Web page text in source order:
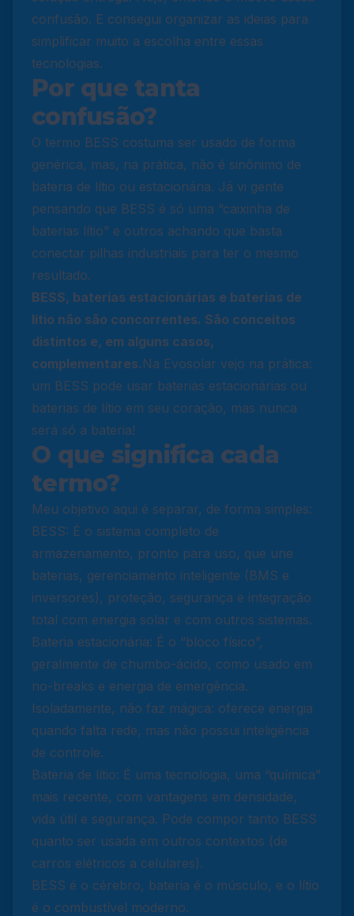
confusão. E consegui organizar as ideias para
simplificar muito a escolha entre essas
tecnologias.
Por que tanta
confusão?
O termo BESS costuma ser usado de forma
genérica, mas, na prática, não é sinônimo de
bateria de lítio ou estacionária. Já vi gente
pensando que BESS é só uma “caixinha de
baterias lítio” e outros achando que basta
conectar pilhas industriais para ter o mesmo
resultado.
BESS, baterias estacionárias e baterias de
lítio não são concorrentes. São conceitos
distintos e, em alguns casos,
complementares. Na Evosolar vejo na prática:
um BESS pode usar baterias estacionárias ou
baterias de lítio em seu coração, mas nunca
será só a bateria!
O que significa cada
termo?
Meu objetivo aqui é separar, de forma simples:
BESS: É o sistema completo de
armazenamento, pronto para uso, que une
baterias, gerenciamento inteligente (BMS e
inversores), proteção, segurança e integração
total com energia solar e com outros sistemas.
Bateria estacionária: É o “bloco físico”,
geralmente de chumbo-ácido, como usado em
no-breaks e energia de emergência.
Isoladamente, não faz mágica: oferece energia
quando falta rede, mas não possui inteligência
de controle.
Bateria de lítio: É uma tecnologia, uma “química”
mais recente, com vantagens em densidade,
vida útil e segurança. Pode compor tanto BESS
quanto ser usada em outros contextos (de
carros elétricos a celulares).
BESS é o cérebro, bateria é o músculo, e o lítio
é o combustível moderno.